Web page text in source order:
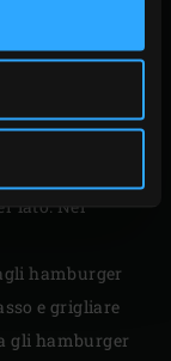
d’oliva.
lato. Nel
hamburger
e grigliare
gli hamburger